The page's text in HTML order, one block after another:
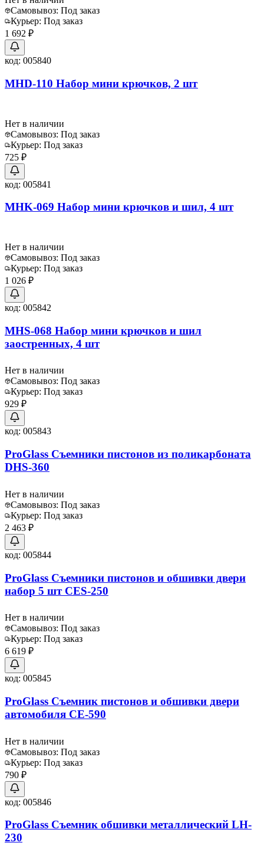
Самовывоз: Под заказ
Курьер: Под заказ
1 692 ₽
код: 005840
MHD-110 Набор мини крючков, 2 шт
Нет в наличии
Самовывоз: Под заказ
Курьер: Под заказ
725 ₽
код: 005841
MHK-069 Набор мини крючков и шил, 4 шт
Нет в наличии
Самовывоз: Под заказ
Курьер: Под заказ
1 026 ₽
код: 005842
MHS-068 Набор мини крючков и шил
заостренных, 4 шт
Нет в наличии
Самовывоз: Под заказ
Курьер: Под заказ
929 ₽
код: 005843
ProGlass Съемники пистонов из поликарбоната
DHS-360
Нет в наличии
Самовывоз: Под заказ
Курьер: Под заказ
2 463 ₽
код: 005844
ProGlass Съемники пистонов и обшивки двери
набор 5 шт CES-250
Нет в наличии
Самовывоз: Под заказ
Курьер: Под заказ
6 619 ₽
код: 005845
ProGlass Съемник пистонов и обшивки двери
автомобиля CE-590
Нет в наличии
Самовывоз: Под заказ
Курьер: Под заказ
790 ₽
код: 005846
ProGlass Съемник обшивки металлический LH-
230